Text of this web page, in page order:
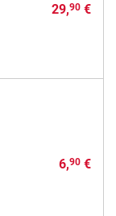
29,90€
6,90€